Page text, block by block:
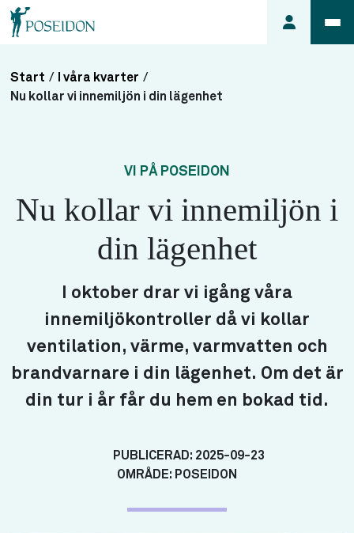
hyra
Så här
lägenhet
Start / I våra kvarter /
Nu kollar vi innemiljön i din lägenhet
VI PÅ POSEIDON
Nu kollar vi innemiljön i
din lägenhet
I oktober drar vi igång våra
innemiljökontroller då vi kollar
ventilation, värme, varmvatten och
brandvarnare i din lägenhet. Om det är
din tur i år får du hem en bokad tid.
PUBLICERAD: 2025-09-23
OMRÅDE: POSEIDON